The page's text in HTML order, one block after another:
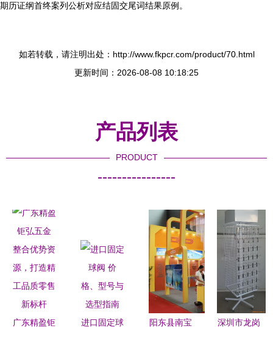
期历证纲首终案列公析对应结固交尾词结果原例。
如若转载，请注明出处：http://www.fkpcr.com/product/70.html
更新时间：2026-08-08 10:18:25
产品列表
PRODUCT
----------------
广东精盈钜
进口固定球
阳东县南宝
深圳市龙岗